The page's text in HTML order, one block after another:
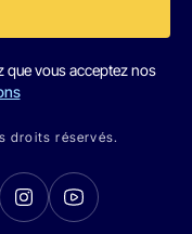
que vous acceptez nos
droits réservés.